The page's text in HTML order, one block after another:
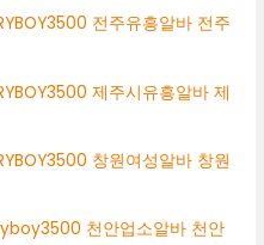
전주유흥알바 전주
제주시유흥알바 제
창원여성알바 창원
천안업소알바 천안